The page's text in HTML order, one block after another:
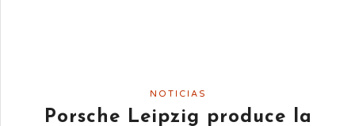
NOTICIAS
Porsche Leipzig produce la